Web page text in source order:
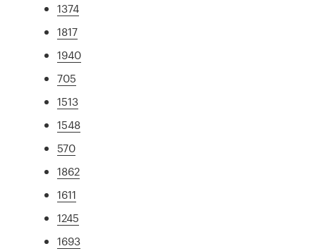
1374
1817
1940
705
1513
1548
570
1862
1611
1245
1693